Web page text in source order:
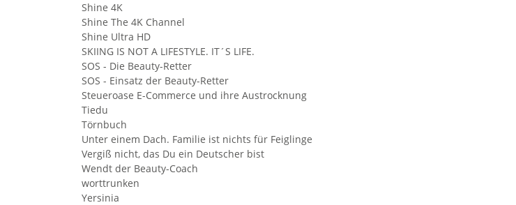
Shine 4K
Shine The 4K Channel
Shine Ultra HD
SKIING IS NOT A LIFESTYLE. IT´S LIFE.
SOS - Die Beauty-Retter
SOS - Einsatz der Beauty-Retter
Steueroase E-Commerce und ihre Austrocknung
Tiedu
Törnbuch
Unter einem Dach. Familie ist nichts für Feiglinge
Vergiß nicht, das Du ein Deutscher bist
Wendt der Beauty-Coach
worttrunken
Yersinia